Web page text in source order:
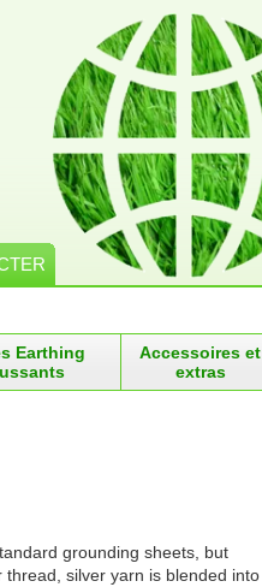
Earthing
Accessoires et
extras
grounding sheets, but
silver yarn is blended into